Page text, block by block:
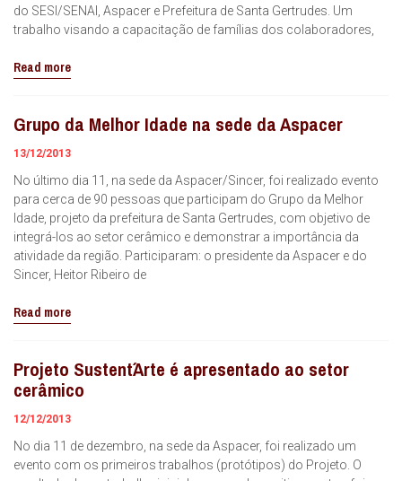
do SESI/SENAI, Aspacer e Prefeitura de Santa Gertrudes. Um
trabalho visando a capacitação de famílias dos colaboradores,
Read more
Grupo da Melhor Idade na sede da Aspacer
13/12/2013
No último dia 11, na sede da Aspacer/Sincer, foi realizado evento
para cerca de 90 pessoas que participam do Grupo da Melhor
Idade, projeto da prefeitura de Santa Gertrudes, com objetivo de
integrá-los ao setor cerâmico e demonstrar a importância da
atividade da região. Participaram: o presidente da Aspacer e do
Sincer, Heitor Ribeiro de
Read more
Projeto Sustent´Arte é apresentado ao setor
cerâmico
12/12/2013
No dia 11 de dezembro, na sede da Aspacer, foi realizado um
evento com os primeiros trabalhos (protótipos) do Projeto. O